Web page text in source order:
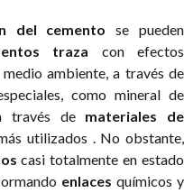
del cemento se pueden
traza con efectos
ambiente, a través de
como mineral de
través de materiales de
utilizados . No obstante,
casi totalmente en estado
enlaces químicos y